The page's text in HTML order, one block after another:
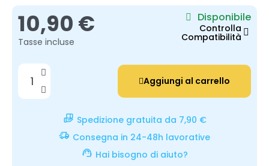
10,90 €
Tasse incluse
Disponibile
Controlla
Compatibilità
Aggiungi al carrello
Spedizione gratuita da 7,90 €
Consegna in 24-48h lavorative
Hai bisogno di aiuto?